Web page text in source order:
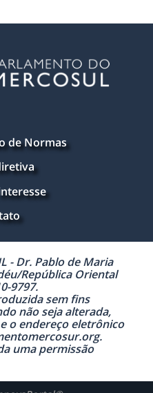
de Normas
- Dr. Pablo de Maria
República Oriental
9797.
sem fins
não seja alterada,
o endereço eletrônico
uma permissão